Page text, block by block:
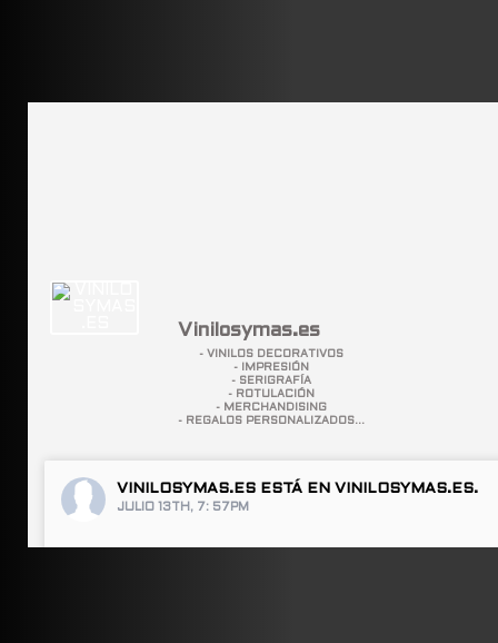
Vinilosymas.es
- VINILOS DECORATIVOS
- IMPRESIÓN
- SERIGRAFÍA
- ROTULACIÓN
- MERCHANDISING
- REGALOS PERSONALIZADOS...
VINILOSYMAS.ES ESTÁ EN VINILOSYMAS.ES.
JULIO 13TH, 7: 57PM